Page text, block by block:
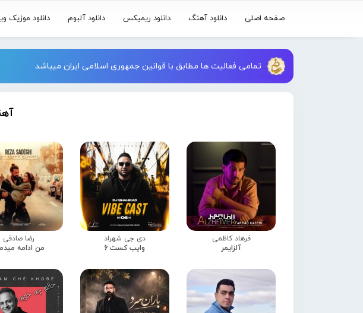
صفحه اصلی دانلود آهنگ دانلود ریمیکس دانلود آلبوم دانلود موزیک
تمامی فعالیت ها مطابق با قوانین جمهوری اسلامی ایران میباشد
فرهاد کاظمی
آلزایمر
دی جی شهراد
وایب کست 6
رضا صادقی
من ادامه